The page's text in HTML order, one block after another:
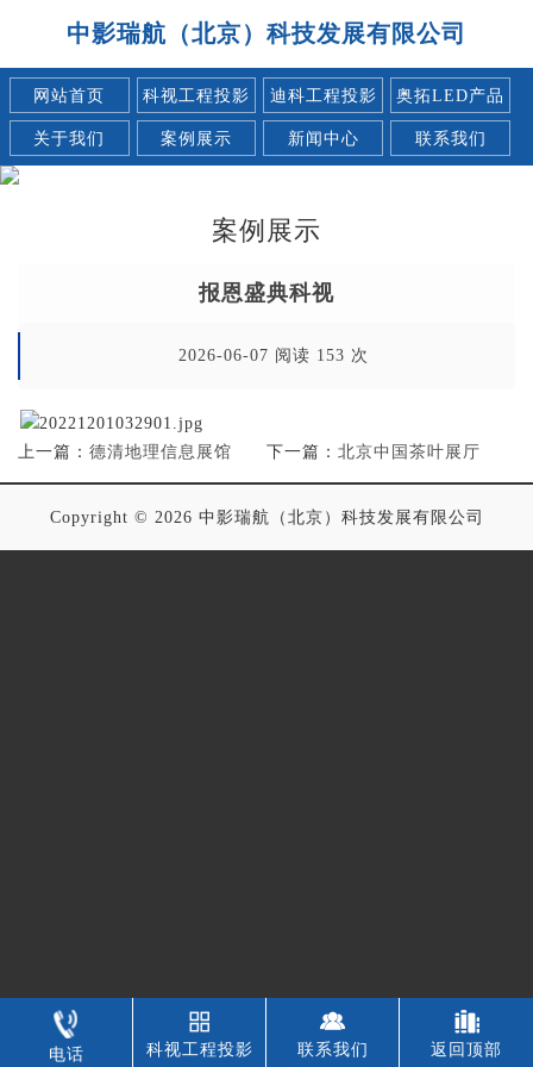
中影瑞航（北京）科技发展有限公司
网站首页 科视工程投影 迪科工程投影 奥拓LED产品
关于我们 案例展示 新闻中心 联系我们
案例展示
报恩盛典科视
2026-06-07 阅读 153 次
上一篇： 德清地理信息展馆 下一篇： 北京中国茶叶展厅
Copyright © 2026 中影瑞航（北京）科技发展有限公司
电话 科视工程投影 联系我们 返回顶部